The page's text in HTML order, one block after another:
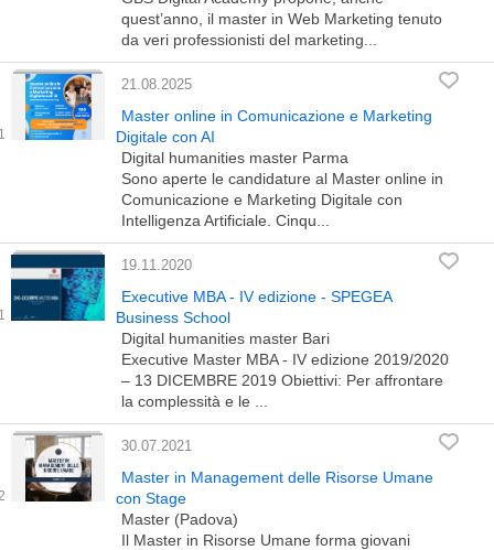
quest’anno, il master in Web Marketing tenuto
da veri professionisti del marketing...
21.08.2025
Master online in Comunicazione e Marketing
Digitale con AI
Digital humanities master Parma
Sono aperte le candidature al Master online in
Comunicazione e Marketing Digitale con
Intelligenza Artificiale. Cinqu...
19.11.2020
Executive MBA - IV edizione - SPEGEA
Business School
Digital humanities master Bari
Executive Master MBA - IV edizione 2019/2020
– 13 DICEMBRE 2019 Obiettivi: Per affrontare
la complessità e le ...
30.07.2021
Master in Management delle Risorse Umane
con Stage
Master (Padova)
Il Master in Risorse Umane forma giovani